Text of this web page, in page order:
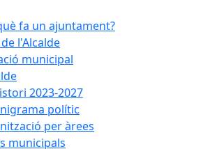
fa un ajuntament?
l'Alcalde
municipal
2023-2027
polític
per àrees
municipals